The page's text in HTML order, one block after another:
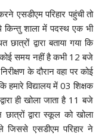
एसडीएम परिहार पहुंची तो
किन्तु शाला में पदस्थ एक भी
द्वारा बताया गया कि
कोई समय नहीं है कभी 12 बजे
के दौरान वहा पर कोई
हमारे विद्यालय में 03 शिक्षक
ही खोला जाता है 11 बजे
द्वारा स्कूल को खोला
जिससे एसडीएम परिहार ने